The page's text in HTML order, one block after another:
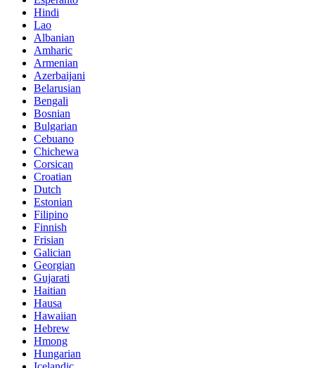
Hindi
Lao
Albanian
Amharic
Armenian
Azerbaijani
Belarusian
Bengali
Bosnian
Bulgarian
Cebuano
Chichewa
Corsican
Croatian
Dutch
Estonian
Filipino
Finnish
Frisian
Galician
Georgian
Gujarati
Haitian
Hausa
Hawaiian
Hebrew
Hmong
Hungarian